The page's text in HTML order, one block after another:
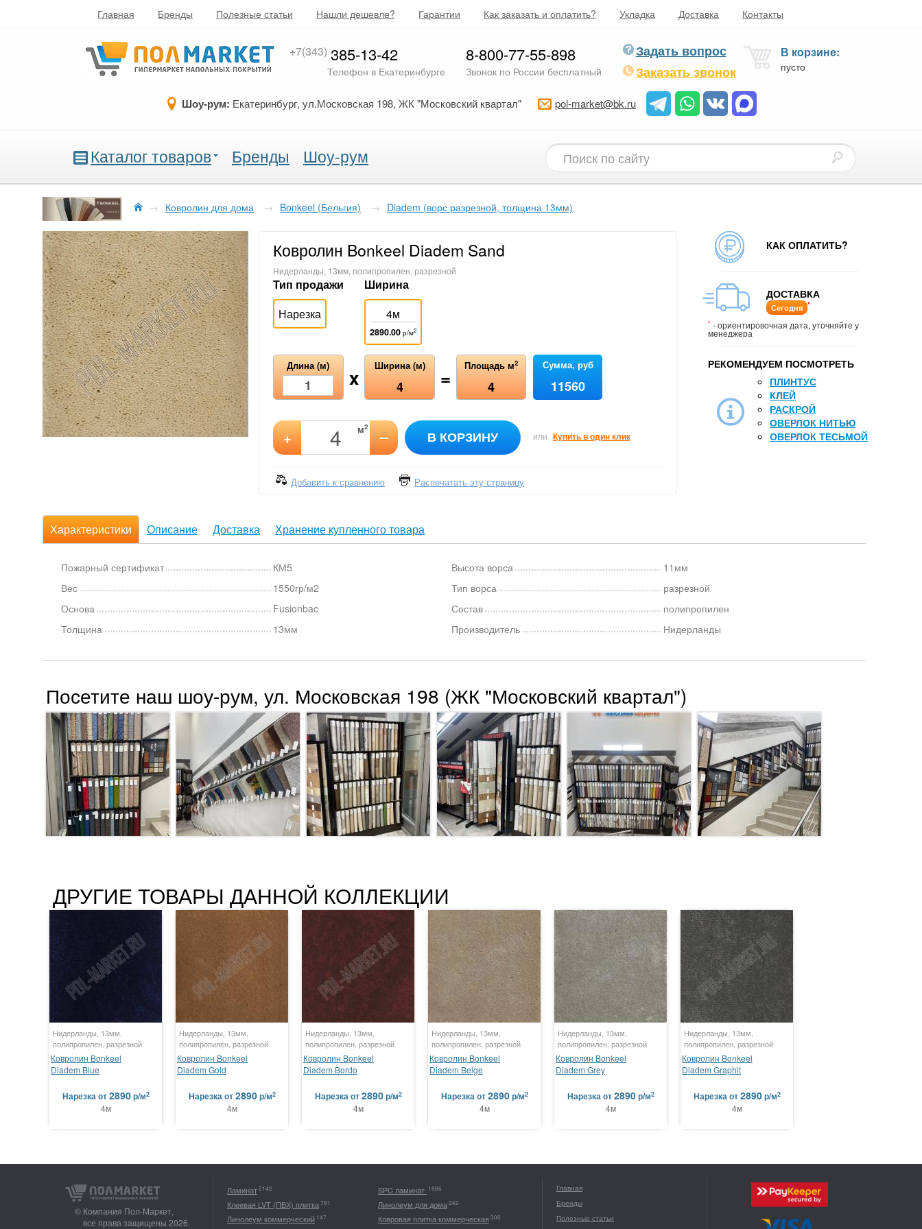
Главная Бренды Полезные статьи Нашли дешевле? Гарантии Как заказать и оплатить? Укладка Доставка Контакты
+7(343) 385-13-42
Телефон в Екатеринбурге
8-800-77-55-898
Звонок по России бесплатный
Задать вопрос
Заказать звонок
В корзине:
пусто
Шоу-рум: Екатеринбург, ул.Московская 198, ЖК "Московский квартал" pol-market@bk.ru
Каталог товаров Бренды Шоу-рум
→ Ковролин для дома → Bonkeel (Бельгия) → Diadem (ворс разрезной, толщина 13мм)
Ковролин Bonkeel Diadem Sand
Нидерланды, 13мм, полипропилен, разрезной
Тип продажи
Нарезка
Ширина
4м
2890.00 р/м2
Длина (м) x Ширина (м)
4 = Площадь м2
4
Сумма, руб
11560
+ м2 – В КОРЗИНУ или Купить в один клик
Добавить к сравнению Распечатать эту страницу
КАК ОПЛАТИТЬ?
ДОСТАВКА
Сегодня *
* - ориентировочная дата, уточняйте у
менеджера
РЕКОМЕНДУЕМ ПОСМОТРЕТЬ
ПЛИНТУС
КЛЕЙ
РАСКРОЙ
ОВЕРЛОК НИТЬЮ
ОВЕРЛОК ТЕСЬМОЙ
Характеристики Описание Доставка Хранение купленного товара
Пожарный сертификат
КМ5
Вес
1550гр/м2
Основа
Fusionbac
Толщина
13мм
Высота ворса
11мм
Тип ворса
разрезной
Состав
полипропилен
Производитель
Нидерланды
Посетите наш шоу-рум, ул. Московская 198 (ЖК "Московский квартал")
ДРУГИЕ ТОВАРЫ ДАННОЙ КОЛЛЕКЦИИ
Нидерланды, 13мм,
полипропилен, разрезной
Ковролин Bonkeel
Diadem Blue
Нарезкаот2890р/м2
4м
Нидерланды, 13мм,
полипропилен, разрезной
Ковролин Bonkeel
Diadem Gold
Нарезкаот2890р/м2
4м
Нидерланды, 13мм,
полипропилен, разрезной
Ковролин Bonkeel
Diadem Bordo
Нарезкаот2890р/м2
4м
Нидерланды, 13мм,
полипропилен, разрезной
Ковролин Bonkeel
Diadem Beige
Нарезкаот2890р/м2
4м
Нидерланды, 13мм,
полипропилен, разрезной
Ковролин Bonkeel
Diadem Grey
Нарезкаот2890р/м2
4м
Нидерланды, 13мм,
полипропилен, разрезной
Ковролин Bonkeel
Diadem Graphit
Нарезкаот2890р/м2
4м
© Компания Пол-Маркет,
все права защищены 2026.
Ламинат2142 SPC ламинат 1886
Клеевая LVT (ПВХ) плитка781 Линолеум для дома242
Линолеум коммерческий 147 Ковровая плитка коммерческая 300
Главная
Бренды
Полезные статьи